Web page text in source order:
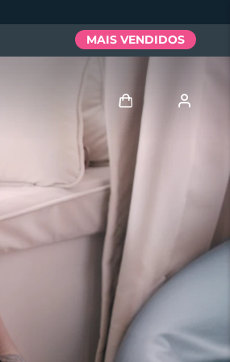
MAIS VENDIDOS
Perfil de usuário
Meus aparelhos
Meus pedidos
Meus endereços
As minhas subscrições